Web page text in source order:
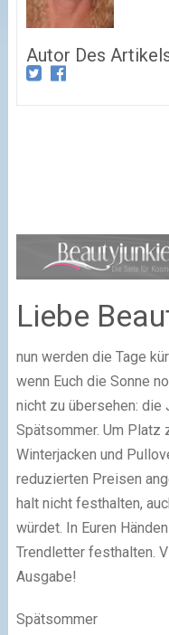
Autor Des
Liebe
nun werden die Tage
wenn Euch die Sonne
nicht zu übersehen:
Spätsommer. Um Platz
Winterjacken und
reduzierten Preisen
halt nicht festhalten,
würdet. In Euren
Trendletter festhalten.
Ausgabe!
Spätsommer